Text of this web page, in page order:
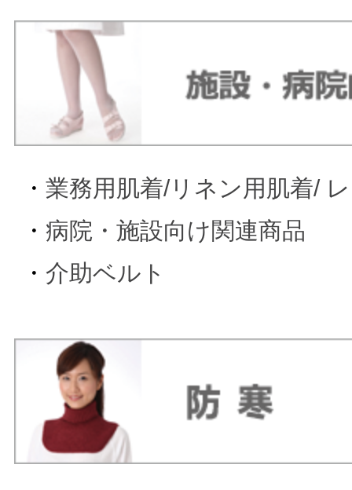
・ 業務用肌着/リネン用肌着/
・ 病院・施設向け関連商品
・ 介助ベルト